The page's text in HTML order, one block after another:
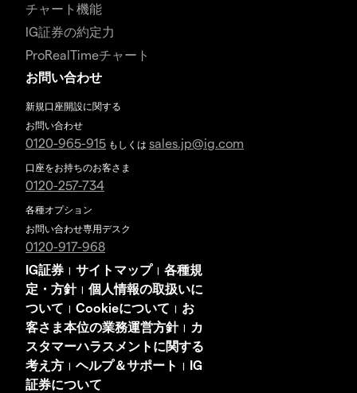
チャート機能
IG証券の約定力
ProRealTimeチャート
お問い合わせ
新規口座開設に関する
お問い合わせ
0120-965-915 もしくは sales.jp@ig.com
口座をお持ちのお客さま
0120-257-734
各種オプション
お問い合わせ専用デスク
0120-917-968
IG証券 | サイトマップ | 各種規
定・方針| 個人情報の取扱いに
ついて | Cookieについて | お
客さま本位の業務運営方針|
カ
スタマーハラスメントに関する
考え方 | ヘルプ＆サポート | IG
証券について